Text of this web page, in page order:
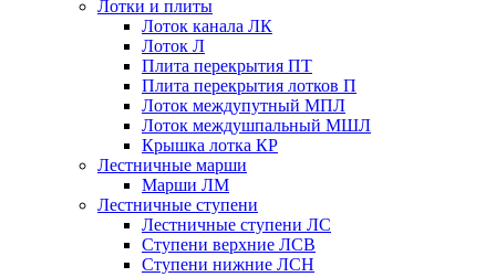
Лотки и плиты
Лоток канала ЛК
Лоток Л
Плита перекрытия ПТ
Плита перекрытия лотков П
Лоток междупутный МПЛ
Лоток междушпальный МШЛ
Крышка лотка КР
Лестничные марши
Марши ЛМ
Лестничные ступени
Лестничные ступени ЛС
Ступени верхние ЛСВ
Ступени нижние ЛСН